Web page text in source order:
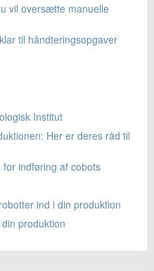
vil oversætte manuelle
til håndteringsopgaver
Institut
Her er deres råd til
indføring af cobots
ind i din produktion
produktion